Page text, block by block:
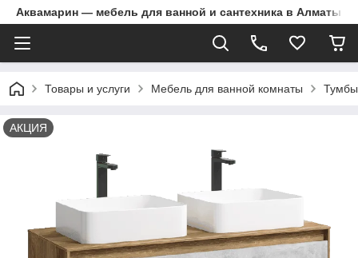
Аквамарин — мебель для ванной и сантехника в Алматы |
Товары и услуги Мебель для ванной комнаты
АКЦИЯ